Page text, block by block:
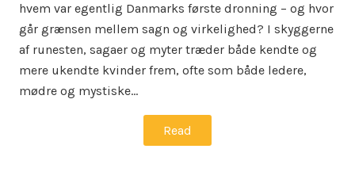
hvem var egentlig Danmarks første dronning – og hvor
går grænsen mellem sagn og virkelighed? I skyggerne
af runesten, sagaer og myter træder både kendte og
mere ukendte kvinder frem, ofte som både ledere,
mødre og mystiske…
Read